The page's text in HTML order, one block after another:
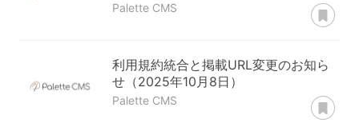
Palette CMS
利用規約統合と掲載URL変更のお知ら
せ（2025年10月8日）
Palette CMS